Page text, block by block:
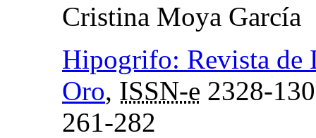
Cristina Moya García
Hipogrifo: Revista de
Oro, ISSN-e 2328-
261-282